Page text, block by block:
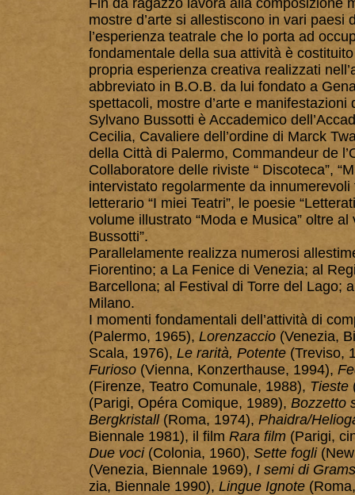
Fin da ragazzo lavora alla composizione
mostre d’arte si allestiscono in vari paesi
l’esperienza teatrale che lo porta ad
fondamentale della sua attività è
propria esperienza creativa realizzati
abbreviato in B.O.B. da lui fondato a
spettacoli, mostre d’arte e
Sylvano Bussotti è Accademico
Cecilia, Cavaliere dell’ordine di Marck
della Città di Palermo, Commandeur de
Collaboratore delle riviste “ Discoteca”,
intervistato regolarmente da
letterario “I miei Teatri”, le poesie
volume illustrato “Moda e Musica” oltre
Bussotti”.
Parallelamente realizza numerosi
Fiorentino; a La Fenice di Venezia; al
Barcellona; al Festival di Torre del Lago;
Milano.
I momenti fondamentali dell’attività di
(Palermo, 1965), Lorenzaccio (Venezia,
Scala, 1976), Le rarità, Potente (Treviso,
Furioso (Vienna, Konzerthause, 1994),
(Firenze, Teatro Comunale, 1988), Tieste
(Parigi, Opéra Comique, 1989), Bozzetto
Bergkristall(Roma, 1974), Phaidra/
Biennale 1981), il film Rara film (Parigi,
Due voci(Colonia, 1960), Sette fogli(New
(Venezia, Biennale 1969), I semi di
zia, Biennale 1990), Lingue Ignote